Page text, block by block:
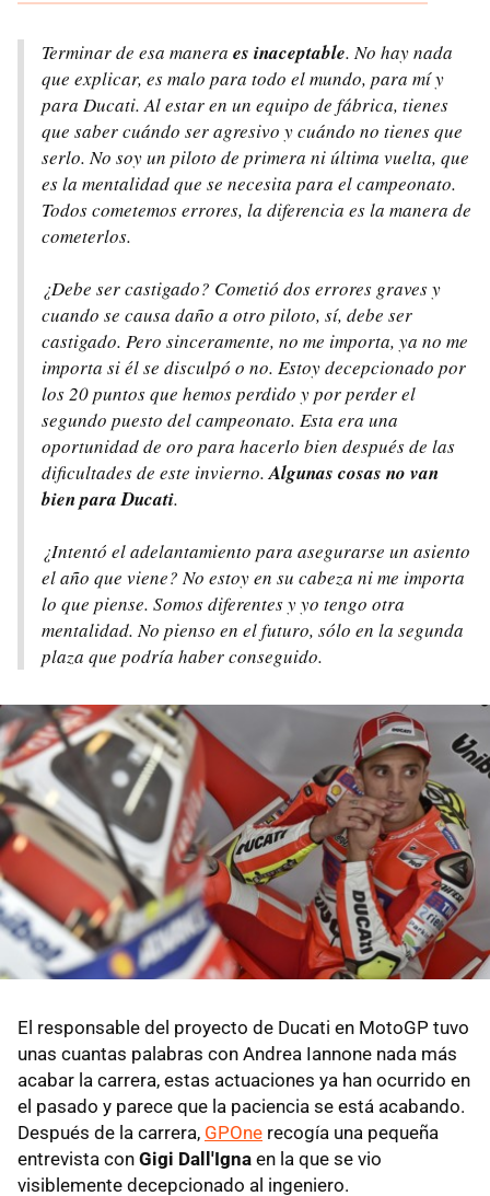
Terminar de esa manera es inaceptable. No hay nada
que explicar, es malo para todo el mundo, para mí y
para Ducati. Al estar en un equipo de fábrica, tienes
que saber cuándo ser agresivo y cuándo no tienes que
serlo. No soy un piloto de primera ni última vuelta, que
es la mentalidad que se necesita para el campeonato.
Todos cometemos errores, la diferencia es la manera de
cometerlos.
¿Debe ser castigado? Cometió dos errores graves y
cuando se causa daño a otro piloto, sí, debe ser
castigado. Pero sinceramente, no me importa, ya no me
importa si él se disculpó o no. Estoy decepcionado por
los 20 puntos que hemos perdido y por perder el
segundo puesto del campeonato. Esta era una
oportunidad de oro para hacerlo bien después de las
dificultades de este invierno. Algunas cosas no van
bien para Ducati.
¿Intentó el adelantamiento para asegurarse un asiento
el año que viene? No estoy en su cabeza ni me importa
lo que piense. Somos diferentes y yo tengo otra
mentalidad. No pienso en el futuro, sólo en la segunda
plaza que podría haber conseguido.
El responsable del proyecto de Ducati en MotoGP tuvo
unas cuantas palabras con Andrea Iannone nada más
acabar la carrera, estas actuaciones ya han ocurrido en
el pasado y parece que la paciencia se está acabando.
Después de la carrera, GPOne recogía una pequeña
entrevista con Gigi Dall'Igna en la que se vio
visiblemente decepcionado al ingeniero.